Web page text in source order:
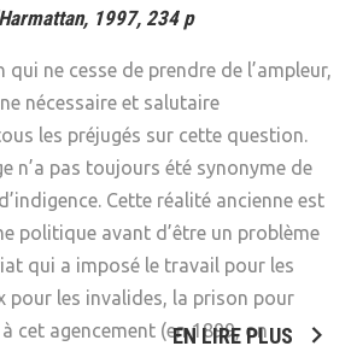
1997, 234 p
qui ne cesse de prendre de l’ampleur,
nécessaire et salutaire
les préjugés sur cette question.
n’a pas toujours été synonyme de
Cette réalité ancienne est
politique avant d’être un problème
qui a imposé le travail pour les
pour les invalides, la prison pour
cet agencement (en 1899, on
EN LIRE PLUS